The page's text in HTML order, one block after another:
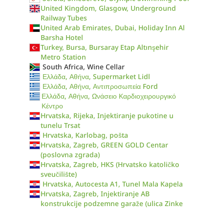
United Kingdom, Glasgow, Underground
Railway Tubes
United Arab Emirates, Dubai, Holiday Inn Al
Barsha Hotel
Turkey, Bursa, Bursaray Etap Altınşehir
Metro Station
South Africa, Wine Cellar
Ελλάδα, Αθήνα, Supermarket Lidl
Ελλάδα, Αθήνα, Αντιπροσωπεία Ford
Ελλάδα, Αθήνα, Ωνάσειο Καρδιοχειρουργικό
Κέντρο
Hrvatska, Rijeka, Injektiranje pukotine u
tunelu Trsat
Hrvatska, Karlobag, pošta
Hrvatska, Zagreb, GREEN GOLD Centar
(poslovna zgrada)
Hrvatska, Zagreb, HKS (Hrvatsko katoličko
sveučilište)
Hrvatska, Autocesta A1, Tunel Mala Kapela
Hrvatska, Zagreb, Injektiranje AB
konstrukcije podzemne garaže (ulica Zinke